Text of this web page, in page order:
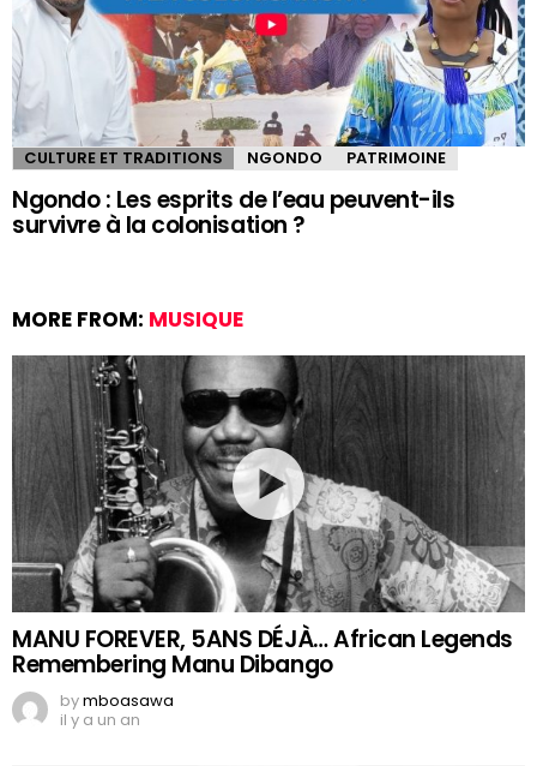
CULTURE ET TRADITIONS NGONDO PATRIMOINE
Ngondo : Les esprits de l’eau peuvent-ils
survivre à la colonisation ?
MORE FROM: MUSIQUE
MANU FOREVER, 5ANS DÉJÀ… African Legends
Remembering Manu Dibango
bymboasawa
il y a un an